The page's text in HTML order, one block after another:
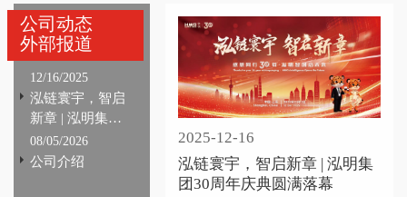
公司动态
外部报道
12/16/2025
泓链寰宇，智启
新章 | 泓明集团
30周年庆典圆满
落幕
08/05/2026
公司介绍
2025-12-16
泓链寰宇，智启新章 | 泓明集
团30周年庆典圆满落幕